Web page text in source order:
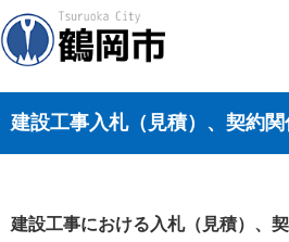
建設工事入札（見積）、契約
建設工事における入札（見積）、